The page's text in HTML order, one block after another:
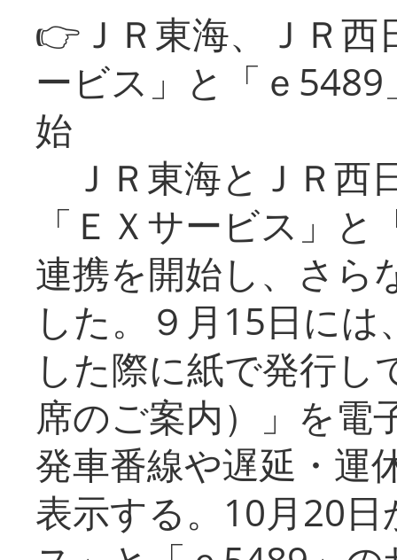
👉ＪＲ東海、ＪＲ
ービス」と「ｅ
始
ＪＲ東海とＪＲ西
「ＥＸサービス」
連携を開始し、さら
した。９月15日に
した際に紙で発行し
席のご案内）」を電
発車番線や遅延・運
表示する。10月20